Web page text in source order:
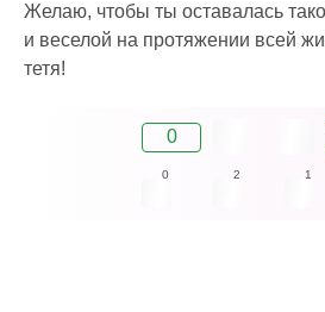
Желаю, чтобы ты оставалась
и веселой на протяжении всей
тетя!
0
0 2 1